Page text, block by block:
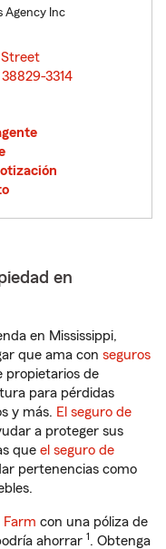
Agency Inc
Street
3314
en
en Mississippi,
que ama con seguros
propietarios de
para pérdidas
y más. El seguro de
a proteger sus
que el seguro de
pertenencias como
Farm con una póliza de
ahorrar 1. Obtenga